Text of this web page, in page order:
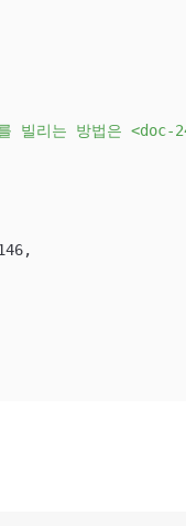
를 빌리는 방법은